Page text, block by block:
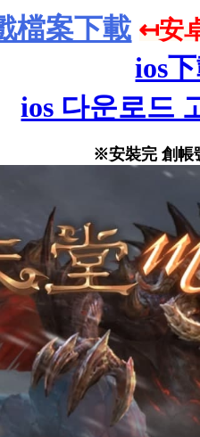
檔案下載 ↤安
ios
ios 다운로드
※安裝完 創帳